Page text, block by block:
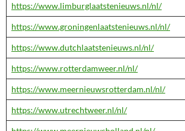
https://www.limburglaatstenieuws.nl/nl/
https://www.groningenlaatstenieuws.nl/nl/
https://www.dutchlaatstenieuws.nl/nl/
https://www.rotterdamweer.nl/nl/
https://www.meernieuwsrotterdam.nl/nl/
https://www.utrechtweer.nl/nl/